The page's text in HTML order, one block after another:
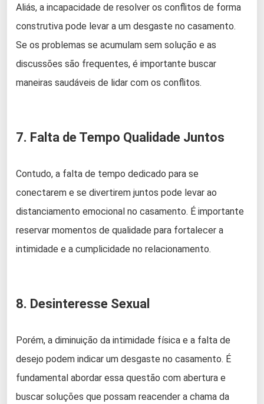
Aliás, a incapacidade de resolver os conflitos de forma
construtiva pode levar a um desgaste no casamento.
Se os problemas se acumulam sem solução e as
discussões são frequentes, é importante buscar
maneiras saudáveis de lidar com os conflitos.
7. Falta de Tempo Qualidade Juntos
Contudo, a falta de tempo dedicado para se
conectarem e se divertirem juntos pode levar ao
distanciamento emocional no casamento. É importante
reservar momentos de qualidade para fortalecer a
intimidade e a cumplicidade no relacionamento.
8. Desinteresse Sexual
Porém, a diminuição da intimidade física e a falta de
desejo podem indicar um desgaste no casamento. É
fundamental abordar essa questão com abertura e
buscar soluções que possam reacender a chama da